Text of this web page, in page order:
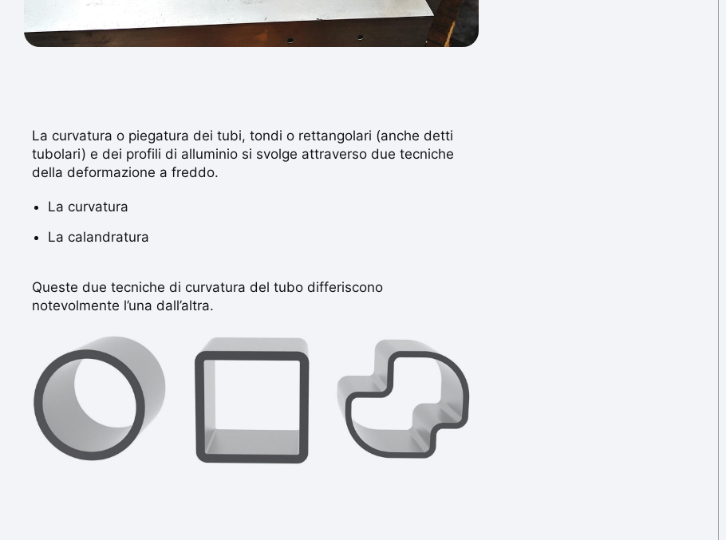
La curvatura o piegatura dei tubi, tondi o rettangolari (anche detti
tubolari) e dei profili di alluminio si svolge attraverso due tecniche
della deformazione a freddo.
La curvatura
La calandratura
Queste due tecniche di curvatura del tubo differiscono
notevolmente l’una dall’altra.